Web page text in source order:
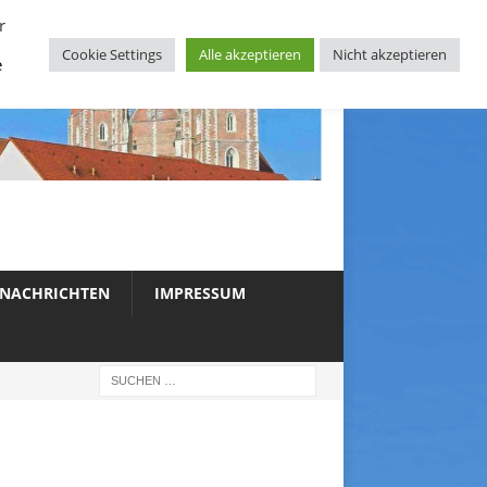
NACHRICHTEN IMPRESSUM
Cookie Settings Alle akzeptieren Nicht akzeptieren